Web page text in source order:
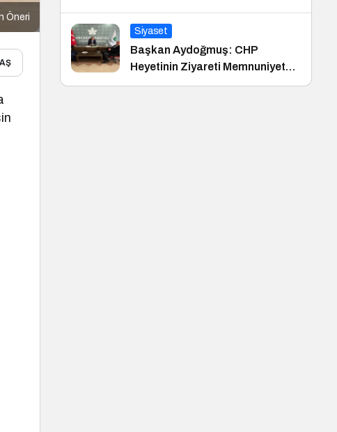
Öneri
Devam Ediyor
Siyaset
Başkan Aydoğmuş: CHP
Heyetinin Ziyareti Memnuniyet
Verici